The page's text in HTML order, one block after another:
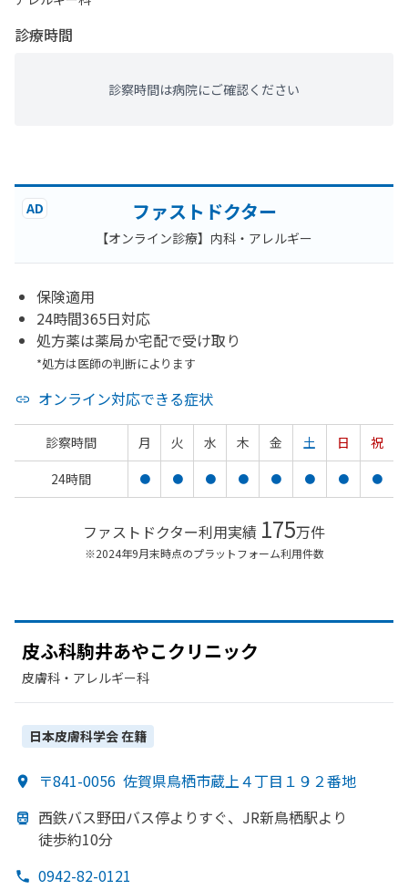
診療時間
診察時間は病院にご確認ください
AD ファストドクター
【オンライン診療】内科・アレルギー
保険適用
24時間365日対応
処方薬は薬局か宅配で受け取り
*処方は医師の判断によります
オンライン対応できる症状
診察時間 月 火 水 木 金 土 日
祝
24時間
● ● ● ● ● ● ● ●
ファストドクター利用実績 175万件
※2024年9月末時点のプラットフォーム利用件数
皮ふ科駒井あやこクリニック
皮膚科・​アレルギー科
日本皮膚科学会在籍
〒841-0056 佐賀県鳥栖市蔵上４丁目１９２番地
西鉄バス野田バス停よりすぐ、 JR新鳥栖駅より
徒歩約10分
0942-82-0121